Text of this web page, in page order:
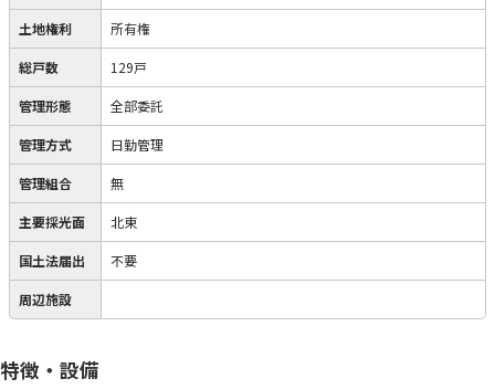
土地権利 所有権
総戸数 129戸
管理形態 全部委託
管理方式 日勤管理
管理組合 無
主要採光面 北東
国土法届出 不要
周辺施設
特徴・設備